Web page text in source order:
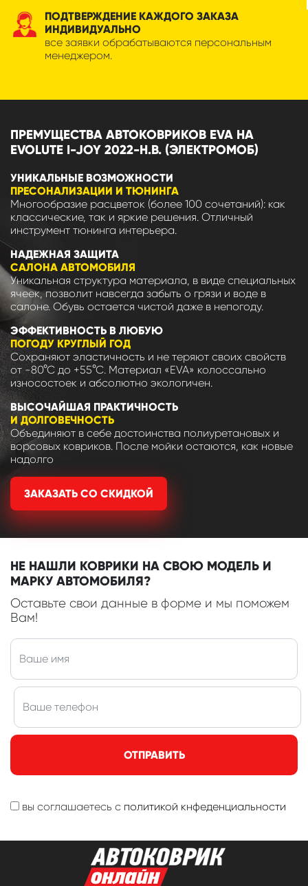
ПОДТВЕРЖДЕНИЕ КАЖДОГО ЗАКАЗА
ИНДИВИДУАЛЬНО
все заявки обрабатываются персональным
менеджером.
ПРЕМУЩЕСТВА АВТОКОВРИКОВ EVA НА
EVOLUTE I-JOY 2022-Н.В. (ЭЛЕКТРОМОБ)
УНИКАЛЬНЫЕ ВОЗМОЖНОСТИ
ПРЕСОНАЛИЗАЦИИ И ТЮНИНГА
Многообразие расцветок (более 100 сочетаний): как
классические, так и яркие решения. Отличный
инструмент тюнинга интерьера.
НАДЕЖНАЯ ЗАЩИТА
САЛОНА АВТОМОБИЛЯ
Уникальная структура материала, в виде специальных
ячеек, позволит навсегда забыть о грязи и воде в
салоне. Обувь остается чистой даже в непогоду.
ЭФФЕКТИВНОСТЬ В ЛЮБУЮ
ПОГОДУ КРУГЛЫЙ ГОД
Сохраняют эластичность и не теряют своих свойств
от -80°С до +55°С. Материал «EVA» колоссально
износостоек и абсолютно экологичен.
ВЫСОЧАЙШАЯ ПРАКТИЧНОСТЬ
И ДОЛГОВЕЧНОСТЬ
Объединяют в себе достоинства полиуретановых и
ворсовых ковриков. После мойки остаются, как новые
надолго
ЗАКАЗАТЬ СО СКИДКОЙ
НЕ НАШЛИ КОВРИКИ НА СВОЮ МОДЕЛЬ И
МАРКУ АВТОМОБИЛЯ?
Оставьте свои данные в форме и мы поможем
Вам!
ОТПРАВИТЬ
вы соглашаетесь с политикой кнфеденциальности